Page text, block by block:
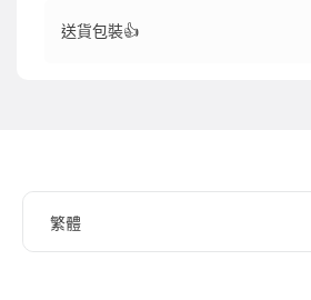
送貨包裝👍